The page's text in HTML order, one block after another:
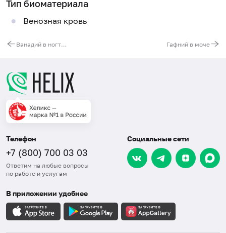
Тип биоматериала
Венозная кровь
Ванадий в ногтях Гафний в моче
Телефон
+7 (800) 700 03 03
Ответим на любые вопросы
по работе и услугам
Социальные сети
В приложении удобнее